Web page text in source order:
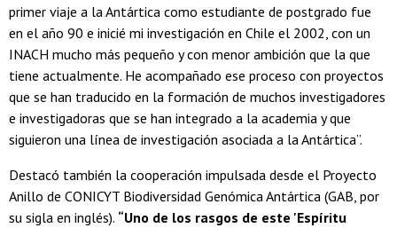
primer viaje a la Antártica como estudiante de postgrado fue
en el año 90 e inicié mi investigación en Chile el 2002, con un
INACH mucho más pequeño y con menor ambición que la que
tiene actualmente. He acompañado ese proceso con proyectos
que se han traducido en la formación de muchos investigadores
e investigadoras que se han integrado a la academia y que
siguieron una línea de investigación asociada a la Antártica”.
Destacó también la cooperación impulsada desde el Proyecto
Anillo de CONICYT Biodiversidad Genómica Antártica (GAB, por
su sigla en inglés). “Uno de los rasgos de este 'Espíritu